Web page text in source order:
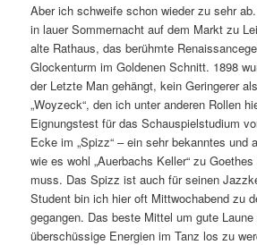
Aber ich schweife schon wieder zu sehr
in lauer Sommernacht auf dem Markt zu
alte Rathaus, das berühmte
Glockenturm im Goldenen Schnitt. 1898
der Letzte Man gehängt, kein Geringerer
„Woyzeck“, den ich unter anderen Rollen
Eignungstest für das Schauspielstudium
Ecke im „Spizz“ – ein sehr bekanntes und
wie es wohl „Auerbachs Keller“ zu
muss. Das Spizz ist auch für seinen
Student bin ich hier oft Mittwochabend zu
gegangen. Das beste Mittel um gute
überschüssige Energien im Tanz los zu